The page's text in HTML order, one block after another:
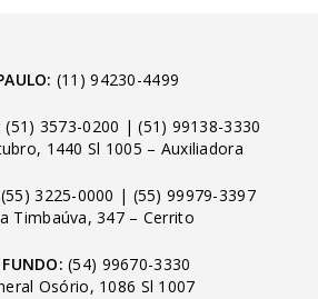
(11) 94230-4499
(51) 3573-0200 |(51) 99138-3330
1440 Sl 1005 – Auxiliadora
(55) 3225-0000 | (55) 99979-3397
Timbaúva, 347 – Cerrito
FUNDO: (54) 99670-3330
Osório, 1086 Sl 1007